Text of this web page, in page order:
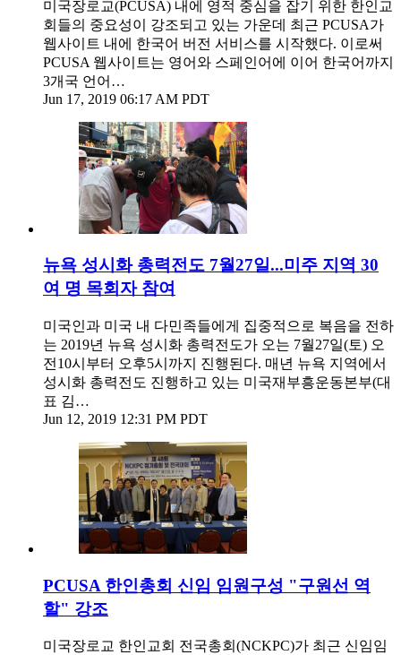
미국장로교(PCUSA) 내에 영적 중심을 잡기 위한 한인교
회들의 중요성이 강조되고 있는 가운데 최근 PCUSA가
웹사이트 내에 한국어 버전 서비스를 시작했다. 이로써
PCUSA 웹사이트는 영어와 스페인어에 이어 한국어까지
3개국 언어…
Jun 17, 2019 06:17 AM PDT
뉴욕 성시화 총력전도 7월27일...미주 지역 30
여 명 목회자 참여
미국인과 미국 내 다민족들에게 집중적으로 복음을 전하
는 2019년 뉴욕 성시화 총력전도가 오는 7월27일(토) 오
전10시부터 오후5시까지 진행된다. 매년 뉴욕 지역에서
성시화 총력전도 진행하고 있는 미국재부흥운동본부(대
표 김…
Jun 12, 2019 12:31 PM PDT
PCUSA 한인총회 신임 임원구성 "구원선 역
할" 강조
미국장로교 한인교회 전국총회(NCKPC)가 최근 신임임